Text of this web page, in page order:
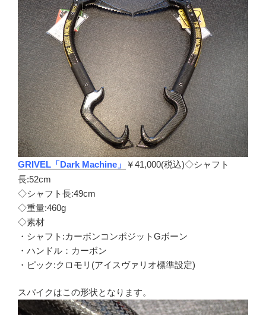
GRIVEL「Dark Machine」
￥41,000(税込)◇シャフト
長:52cm
◇シャフト長:49cm
◇重量:460g
◇素材
・シャフト:カーボンコンポジットGボーン
・ハンドル：カーボン
・ピック:クロモリ(アイスヴァリオ標準設定)
スパイクはこの形状となります。